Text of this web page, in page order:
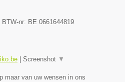
, BTW-nr: BE 0661644819
| Screenshot ▼
maar van uw wensen in ons